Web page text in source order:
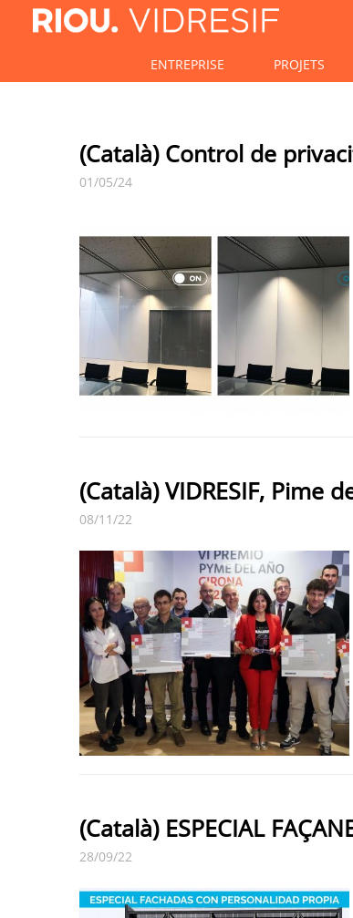
ENTREPRISE PROJETS
(Català) Control de
01/05/24
(Català) VIDRESIF, Pime
08/11/22
(Català) ESPECIAL
28/09/22